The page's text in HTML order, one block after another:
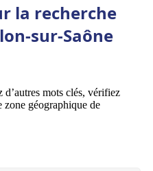
la recherche
sur-Saône
d’autres mots clés, vérifiez
zone géographique de